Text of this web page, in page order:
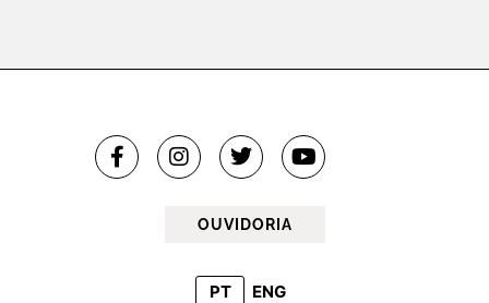
OUVIDORIA
PT ENG